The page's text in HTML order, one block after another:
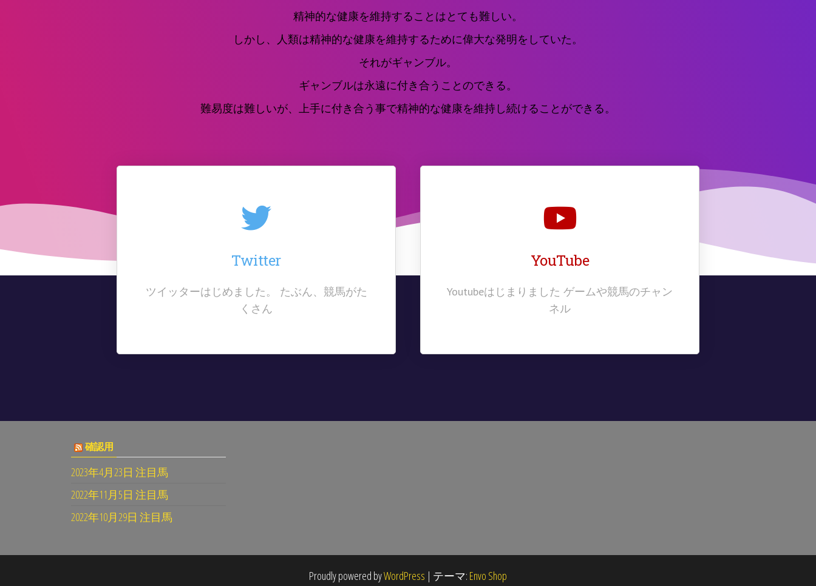
精神的な健康を維持することはとても難しい。
しかし、人類は精神的な健康を維持するために偉大な発明をしていた。
それがギャンブル。
ギャンブルは永遠に付き合うことのできる。
難易度は難しいが、上手に付き合う事で精神的な健康を維持し続けることができる。
Twitter
ツイッターはじめました。 たぶん、競馬がた
くさん
YouTube
Youtubeはじまりました ゲームや競馬のチャン
ネル
確認用
2023年4月23日 注目馬
2022年11月5日 注目馬
2022年10月29日 注目馬
Proudly powered byWordPress | テーマ: Envo Shop